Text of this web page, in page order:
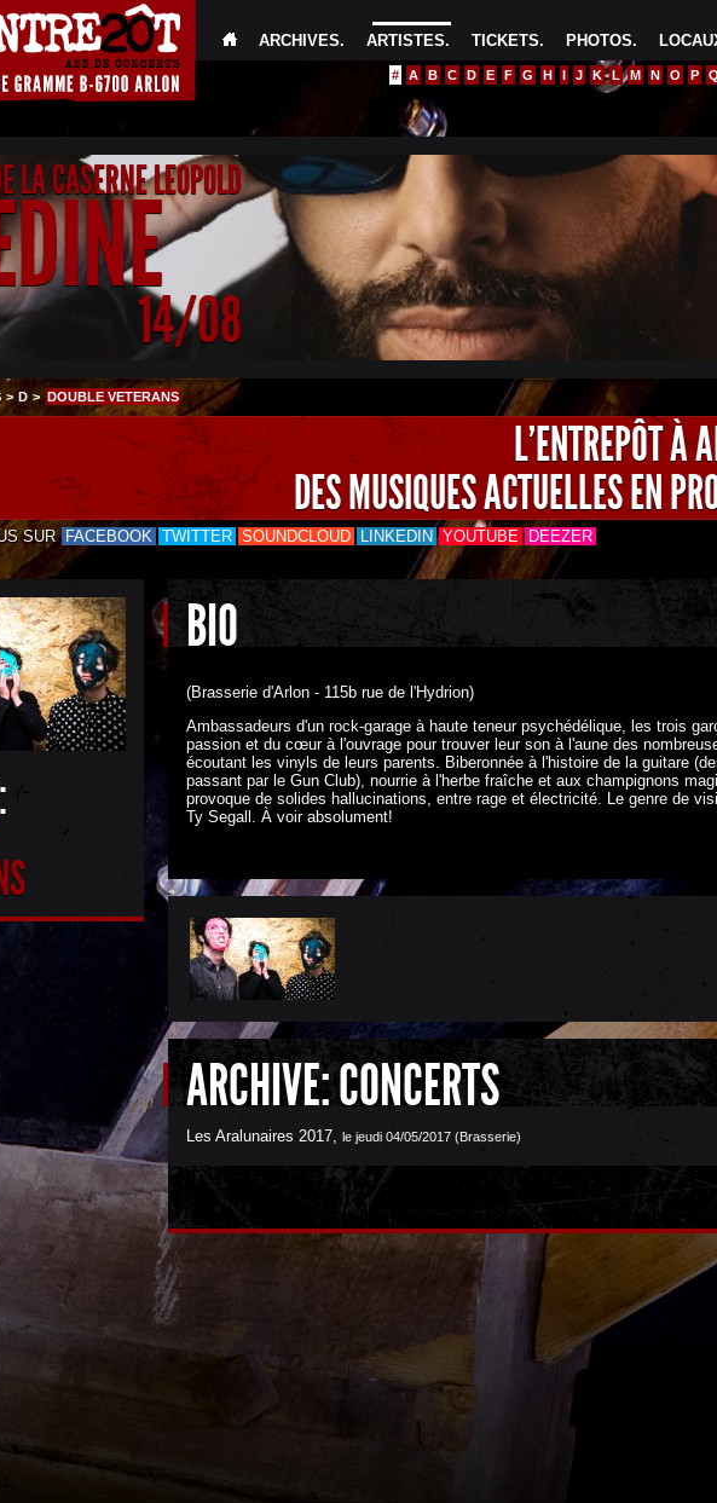
PHOTOS.
TICKETS.
ARTISTES.
ARCHIVES.
# A B C D E F G H I J K L M N O P
LA CASERNE LEOPOLD
14/08
> D > DOUBLE VETERANS
L'ENTREPÔT À
DES MUSIQUES ACTUELLES EN
SUR FACEBOOK TWITTER SOUNDCLOUD LINKEDIN YOUTUBE DEEZER
BIO
(Brasserie d'Arlon - 115b rue de l'Hydrion)
Ambassadeurs d'un rock-garage à haute teneur psychédélique, les trois
passion et du cœur à l'ouvrage pour trouver leur son à l'aune des
écoutant les vinyls de leurs parents. Biberonnée à l'histoire de la guitare
passant par le Gun Club), nourrie à l'herbe fraîche et aux champignons
provoque de solides hallucinations, entre rage et électricité. Le genre de
Ty Segall. À voir absolument!
ARCHIVE: CONCERTS
Les Aralunaires 2017 le jeudi 04/05/2017 (Brasserie)